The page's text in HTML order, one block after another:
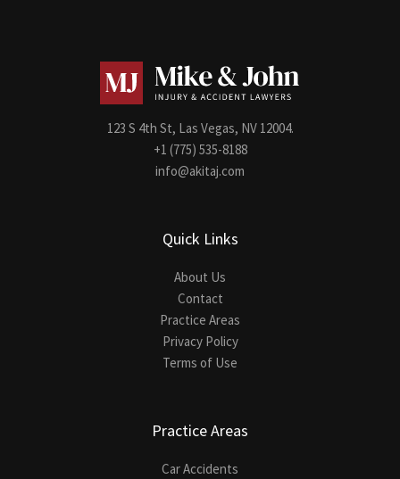
123 S 4th St, Las Vegas, NV 12004.
+1 (775) 535-8188
info@akitaj.com
Quick Links
About Us
Contact
Practice Areas
Privacy Policy
Terms of Use
Practice Areas
Car Accidents